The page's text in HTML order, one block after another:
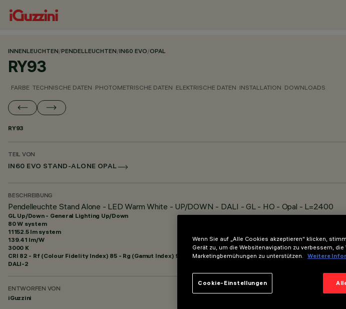
INNENLEUCHTEN/PENDELLEUCHTEN/IN60 EVO/OPAL
RY93
FARBE TECHNISCHE DATEN PHOTOMETRISCHE DATEN ELEKTRISCHE DATEN INSTALLATION DOWNLOADS
RY93
TEIL VON
IN60 EVO STAND-ALONE OPAL
BESCHREIBUNG
Pendelleuchte Stand Alone - LED Warm White - UP/DOWN - DALI - GL - HO - Opal - L=2400
GL Up/Down - General Lighting Up/Down
80 W system
11152.5 lm system
139.41 lm/W
3000 K
CRI 82 - Rf (Colour Fidelity Index) 85 - Rg (Gamut Index) 95
DALI-2
ENTWORFEN VON
iGuzzini
Wenn Sie auf „Alle Cookies akzeptieren“ klicken,
Gerät zu, um die Websitenavigation zu verbessern,
Marketingbemühungen zu unterstützen.
Weitere
Cookie-Einstellungen